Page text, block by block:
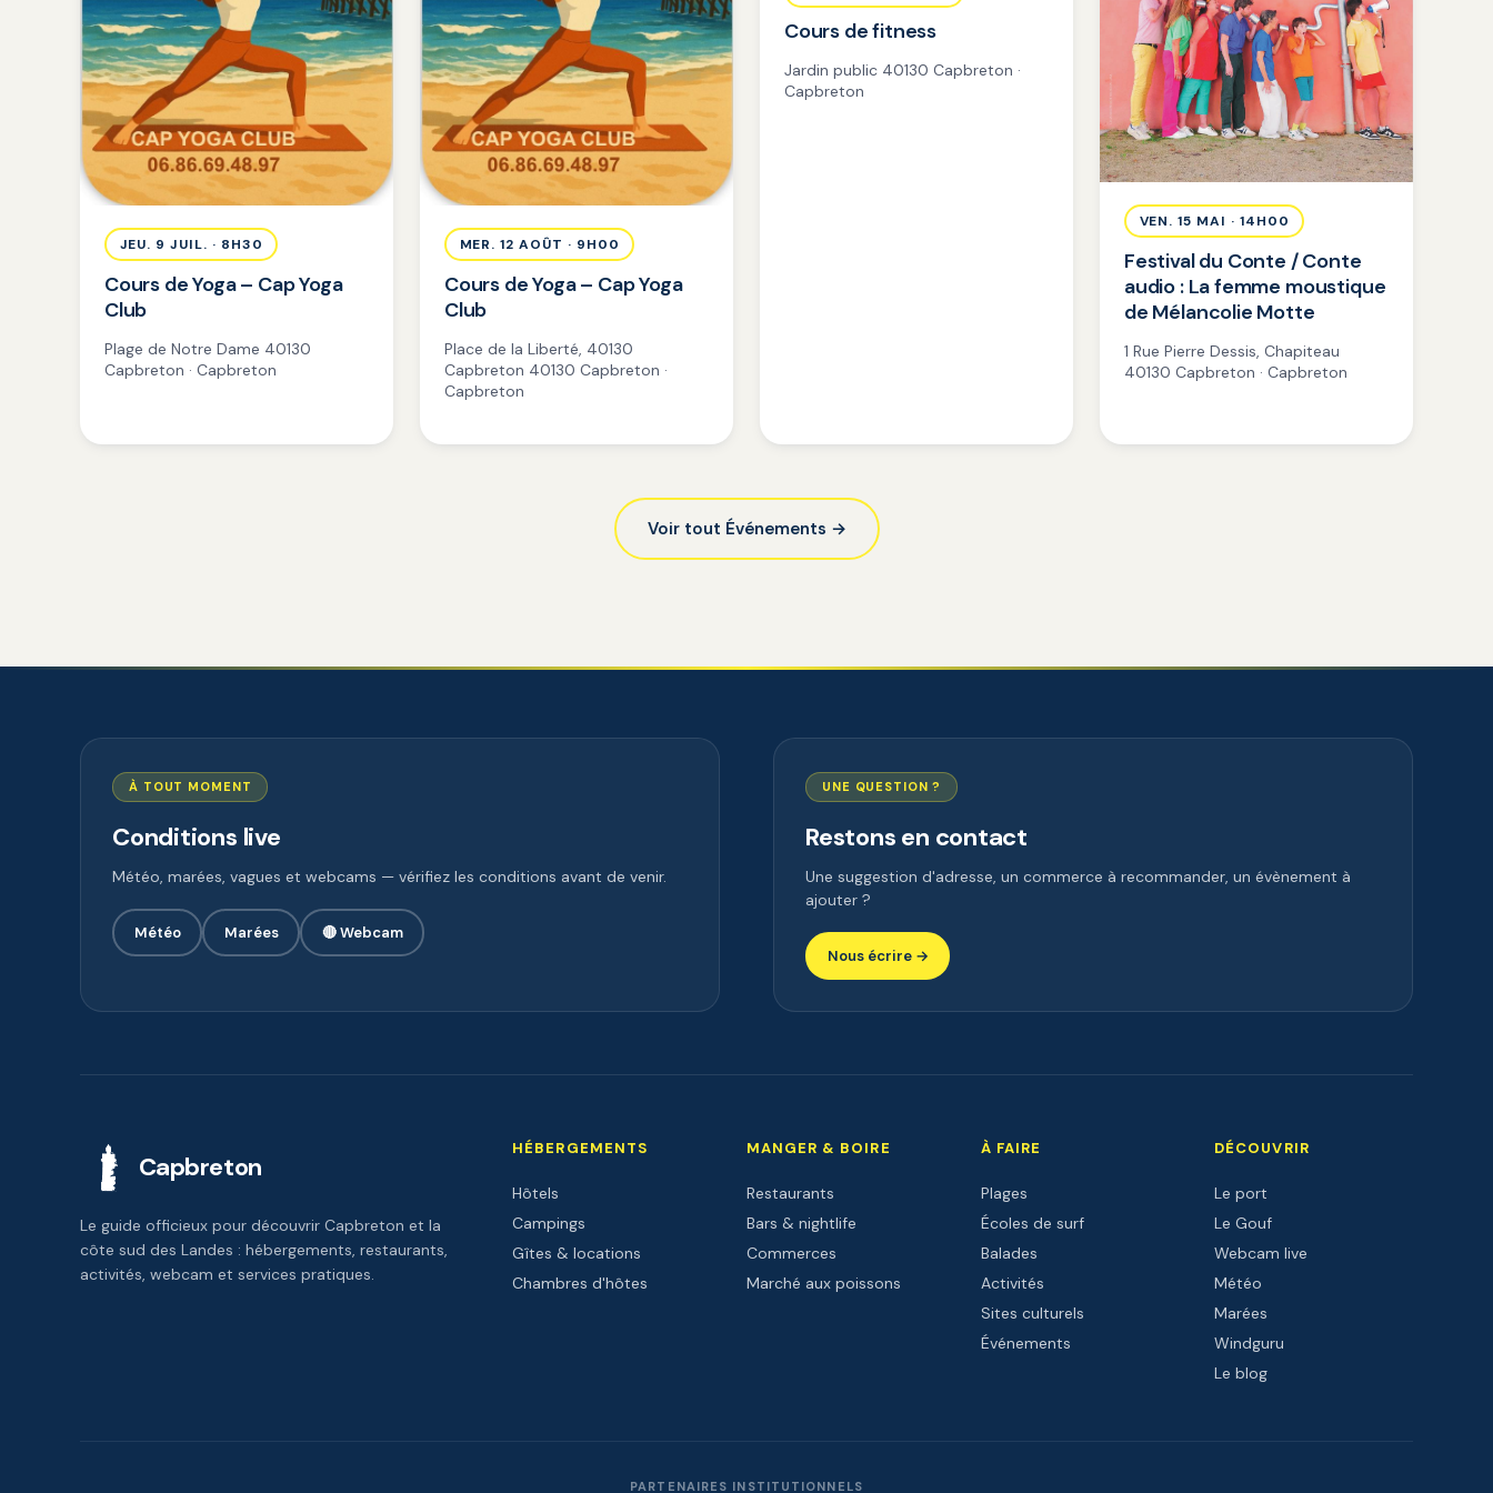
JEU. 9 JUIL. · 8H30
Cours de Yoga – Cap Yoga
Club
Plage de Notre Dame 40130
Capbreton · Capbreton
MER. 12 AOÛT · 9H00
Cours de Yoga – Cap Yoga
Club
Place de la Liberté, 40130
Capbreton 40130 Capbreton ·
Capbreton
Cours de fitness
Jardin public 40130 Capbreton ·
Capbreton
VEN. 15 MAI · 14H00
Festival du Conte / Conte
audio : La femme moustique
de Mélancolie Motte
1 Rue Pierre Dessis, Chapiteau
40130 Capbreton · Capbreton
Voir tout Événements →
À TOUT MOMENT
Conditions live
Météo, marées, vagues et webcams — vérifiez les conditions avant de venir.
Météo Marées 🔴 Webcam
UNE QUESTION ?
Restons en contact
Une suggestion d'adresse, un commerce à recommander, un évènement à
ajouter ?
Nous écrire →
Capbreton
Le guide officieux pour découvrir Capbreton et la
côte sud des Landes : hébergements, restaurants,
activités, webcam et services pratiques.
HÉBERGEMENTS
Hôtels
Campings
Gîtes & locations
Chambres d'hôtes
MANGER & BOIRE
Restaurants
Bars & nightlife
Commerces
Marché aux poissons
À FAIRE
Plages
Écoles de surf
Balades
Activités
Sites culturels
Événements
DÉCOUVRIR
Le port
Le Gouf
Webcam live
Météo
Marées
Windguru
Le blog
PARTENAIRES INSTITUTIONNELS